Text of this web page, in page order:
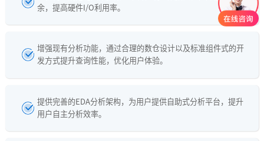
余，提高硬件I/O利用率。
增强现有分析功能，通过合理的数仓设计以及标准组件式的开
发方式提升查询性能，优化用户体验。
提供完善的EDA分析架构，为用户提供自助式分析平台，提升
用户自主分析效率。